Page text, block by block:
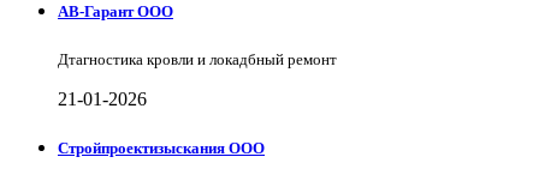
АВ-Гарант ООО
Дтагностика кровли и локадбный ремонт
21-01-2026
Стройпроектизыскания ООО